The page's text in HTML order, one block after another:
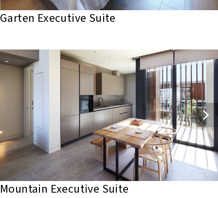
Garten Executive Suite
Mountain Executive Suite